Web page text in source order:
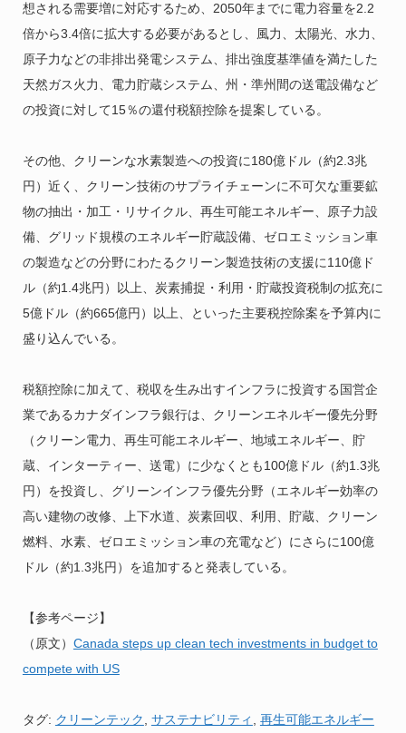
想される需要増に対応するため、2050年までに電力容量を2.2
倍から3.4倍に拡大する必要があるとし、風力、太陽光、水力、
原子力などの非排出発電システム、排出強度基準値を満たした
天然ガス火力、電力貯蔵システム、州・準州間の送電設備など
の投資に対して15％の還付税額控除を提案している。
その他、クリーンな水素製造への投資に180億ドル（約2.3兆
円）近く、クリーン技術のサプライチェーンに不可欠な重要鉱
物の抽出・加工・リサイクル、再生可能エネルギー、原子力設
備、グリッド規模のエネルギー貯蔵設備、ゼロエミッション車
の製造などの分野にわたるクリーン製造技術の支援に110億ド
ル（約1.4兆円）以上、炭素捕捉・利用・貯蔵投資税制の拡充に
5億ドル（約665億円）以上、といった主要税控除案を予算内に
盛り込んでいる。
税額控除に加えて、税収を生み出すインフラに投資する国営企
業であるカナダインフラ銀行は、クリーンエネルギー優先分野
（クリーン電力、再生可能エネルギー、地域エネルギー、貯
蔵、インターティー、送電）に少なくとも100億ドル（約1.3兆
円）を投資し、グリーンインフラ優先分野（エネルギー効率の
高い建物の改修、上下水道、炭素回収、利用、貯蔵、クリーン
燃料、水素、ゼロエミッション車の充電など）にさらに100億
ドル（約1.3兆円）を追加すると発表している。
【参考ページ】
（原文） Canada steps up clean tech investments in budget to
compete with US
タグ: クリーンテック サステナビリティ 再生可能エネルギー